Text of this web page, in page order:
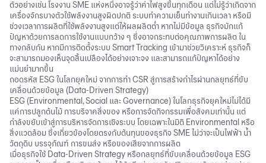
ตัวอย่างเช่น โรงงาน SME แห่งหนึ่งอาจรู้ว่าค่าไฟสูงขึ้นทุกเดือน แต่ไม่รู้ว่าเกิดจาก
เครื่องจักรบางตัวใช้พลังงานสูงผิดปกติ ระบบทำความเย็นทำงานเกินเวลา หรือมี
ช่วงเวลาการผลิตที่ใช้พลังงานสูงแต่ให้ผลผลิตต่ำ หากไม่มีข้อมูล ธุรกิจมักแก้
ปัญหาด้วยการลดการใช้งานแบบกว้าง ๆ ซึ่งอาจกระทบต่อคุณภาพการผลิต ใน
ทางกลับกัน หากมีการติดตั้งระบบ Smart Tracking เข้ามาช่วยวิเคราะห์ ธุรกิจก็
จะสามารถมองเห็นจุดสิ้นเปลืองได้อย่างเจาะจง และสามารถแก้ปัญหาได้อย่าง
แม่นยำมากขึ้น
ถอดรหัส ESG ในโลกยุคใหม่ จากการทำ CSR สู่การสร้างกำไรผ่านกลยุทธ์ที่ขับ
เคลื่อนด้วยข้อมูล (Data-Driven Strategy)
ESG (Environmental, Social และ Governance)ในโลกธุรกิจยุคใหม่ไม่ได้มี
แค่การปลูกต้นไม้ การบริจาคสิ่งของ หรือการจัดกิจกรรมเพื่อสังคมเท่านั้น แต่
กำลังขยับเข้าสู่การบริหารจัดการเชิงระบบ โดยเฉพาะในมิติ Environmental หรือ
สิ่งแวดล้อม ซึ่งเกี่ยวข้องโดยตรงกับต้นทุนของธุรกิจ SME ไม่ว่าจะเป็นไฟฟ้า น้ำ
วัตถุดิบ บรรจุภัณฑ์ การขนส่ง หรือของเสียจากการผลิต
เมื่อธุรกิจใช้ Data-Driven Strategy หรือกลยุทธ์ที่ขับเคลื่อนด้วยข้อมูล ESG